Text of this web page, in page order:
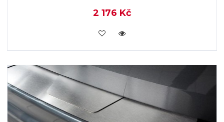
2 176 Kč
KOUPIT